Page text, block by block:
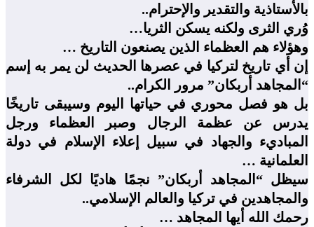
بالأستاذية والتقدير والإحترام..
وُري الثرى ولكنه يسكن الثريا…
وهؤلاء هم العظماء الذين يصنعون التاريخ …
إن أي تاريخ لتركيا في عصرها الحديث لن يمر به إسم
“المجاهد أربكان” مرور الكرام..
بل هو فصل محوري في حياتها اليوم وسيبقى تاريخًا
يدرس عن عظمة الرجال وصبر العظماء ورجل
المباديء والجهاد في سبيل إعلاء الإسلام في دولة
العلمانية …
سيظل “المجاهد أربكان” نجمًا هاديًا لكل الشرفاء
والمجاهدين في تركيا والعالم الإسلامي..
رحمك الله أيها المجاهد …